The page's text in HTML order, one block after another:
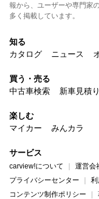
報から、ユーザーや専門家
多く掲載しています。
知る
カタログ
ニュース
買う・売る
中古車検索
新車見積り
楽しむ
マイカー
みんカラ
サービス
carview!について 運営会
プライバシーセンター
コンテンツ制作ポリシー